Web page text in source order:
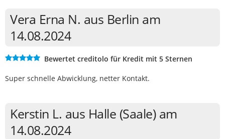
Vera Erna N. aus Berlin am
14.08.2024
Bewertet creditolo für Kredit mit 5 Sternen
Super schnelle Abwicklung, netter Kontakt.
Kerstin L. aus Halle (Saale) am
14.08.2024